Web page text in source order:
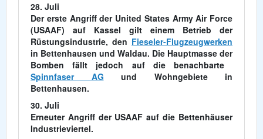
28. Juli
Der erste Angriff der United States Army Air Force
(USAAF) auf Kassel gilt einem Betrieb der
Rüstungsindustrie, den Fieseler-Flugzeugwerken
in Bettenhausen und Waldau. Die Hauptmasse der
Bomben fällt jedoch auf die benachbarte
Spinnfaser AG und Wohngebiete in
Bettenhausen.
30. Juli
Erneuter Angriff der USAAF auf die Bettenhäuser
Industrieviertel.